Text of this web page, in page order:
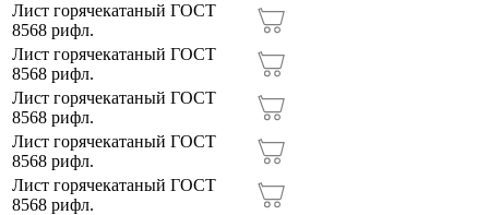
Лист горячекатаный ГОСТ
8568 рифл.
Лист горячекатаный ГОСТ
8568 рифл.
Лист горячекатаный ГОСТ
8568 рифл.
Лист горячекатаный ГОСТ
8568 рифл.
Лист горячекатаный ГОСТ
8568 рифл.